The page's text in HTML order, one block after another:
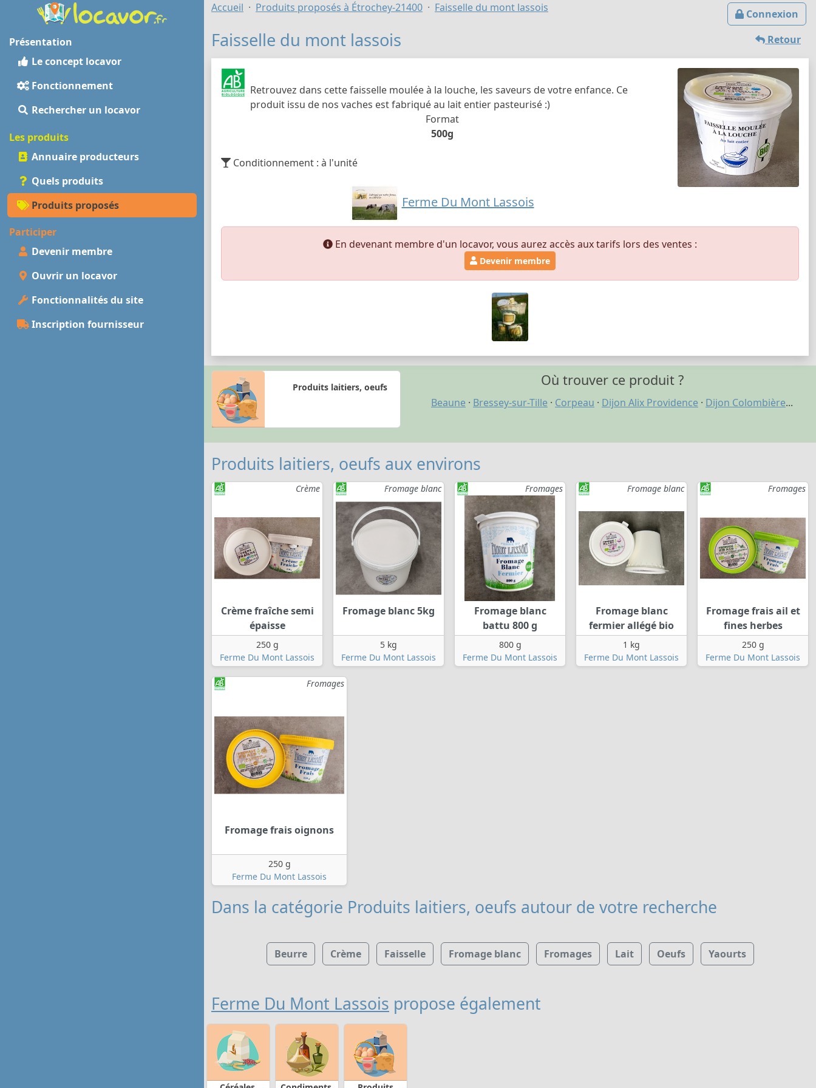
Présentation
Le concept locavor
Fonctionnement
Rechercher un locavor
Les produits
Annuaire producteurs
Quels produits
Produits proposés
Participer
Devenir membre
Ouvrir un locavor
Fonctionnalités du site
Inscription fournisseur
Connexion
Accueil Produits proposés à Étrochey-21400 Faisselle du mont lassois
Retour
Faisselle du mont lassois
Retrouvez dans cette faisselle moulée à la louche, les saveurs de votre enfance. Ce
produit issu de nos vaches est fabriqué au lait entier pasteurisé :)
Format
500g
Conditionnement : à l'unité
Ferme Du Mont Lassois
En devenant membre d'un locavor, vous aurez accès aux tarifs lors des ventes :
Devenir membre
Produits laitiers, oeufs Où trouver ce produit ?
Beaune · Bressey-sur-Tille · Corpeau · Dijon Alix Providence · Dijon Colombière...
Produits laitiers, oeufs aux environs
Crème
Crème fraîche semi
épaisse
250 g
Ferme Du Mont Lassois
Fromage blanc
Fromage blanc 5kg
5 kg
Ferme Du Mont Lassois
Fromages
Fromage blanc
battu 800 g
800 g
Ferme Du Mont Lassois
Fromage blanc
Fromage blanc
fermier allégé bio
1 kg
Ferme Du Mont Lassois
Fromages
Fromage frais ail et
fines herbes
250 g
Ferme Du Mont Lassois
Fromages
Fromage frais oignons
250 g
Ferme Du Mont Lassois
Dans la catégorie Produits laitiers, oeufs autour de votre recherche
Beurre Crème Faisselle Fromage blanc Fromages Lait Oeufs Yaourts
Ferme Du Mont Lassois propose également